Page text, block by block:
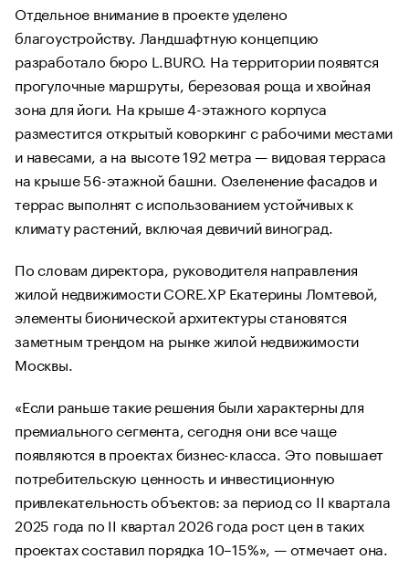
Отдельное внимание в проекте уделено
благоустройству. Ландшафтную концепцию
разработало бюро L.BURO. На территории появятся
прогулочные маршруты, березовая роща и хвойная
зона для йоги. На крыше 4-этажного корпуса
разместится открытый коворкинг с рабочими местами
и навесами, а на высоте 192 метра — видовая терраса
на крыше 56-этажной башни. Озеленение фасадов и
террас выполнят с использованием устойчивых к
климату растений, включая девичий виноград.
По словам директора, руководителя направления
жилой недвижимости CORE.XP Екатерины Ломтевой,
элементы бионической архитектуры становятся
заметным трендом на рынке жилой недвижимости
Москвы.
«Если раньше такие решения были характерны для
премиального сегмента, сегодня они все чаще
появляются в проектах бизнес-класса. Это повышает
потребительскую ценность и инвестиционную
привлекательность объектов: за период со II квартала
2025 года по II квартал 2026 года рост цен в таких
проектах составил порядка 10–15%», — отмечает она.